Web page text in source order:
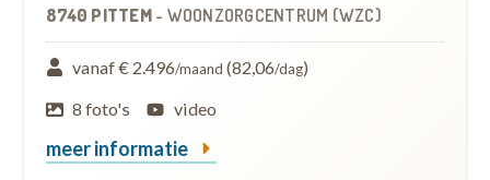
8740 PITTEM - WOONZORGCENTRUM (WZC)
vanaf € 2.496/maand (82,06/dag)
8 foto's
video
meer informatie